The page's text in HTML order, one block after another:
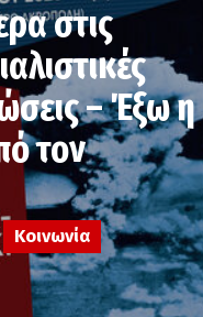
στις
– Έξω η
τον
Κοινωνία